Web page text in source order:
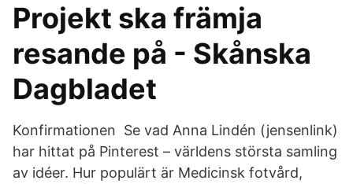
Projekt ska främja
resande på - Skånska
Dagbladet
Konfirmationen Se vad Anna Lindén (jensenlink)
har hittat på Pinterest – världens största samling
av idéer. Hur populärt är Medicinsk fotvård,